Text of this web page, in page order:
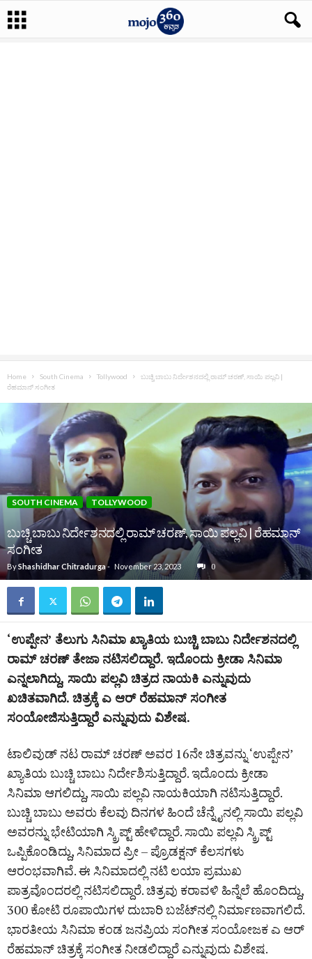
Home South Cinema Tollywood
ಬುಚ್ಚಿ ಬಾಬು ನಿರ್ದೇಶನದಲ್ಲಿ ರಾಮ್‌ ಚರಣ್‌, ಸಾಯಿ ಪಲ್ಲವಿ |
ರೆಹಮಾನ್‌ ಸಂಗೀತ
SOUTH CINEMA TOLLYWOOD
ಬುಚ್ಚಿ ಬಾಬು ನಿರ್ದೇಶನದಲ್ಲಿ ರಾಮ್‌ ಚರಣ್‌, ಸಾಯಿ ಪಲ್ಲವಿ | ರೆಹಮಾನ್‌
ಸಂಗೀತ
ByShashidhar Chitradurga- November 23, 2023 0
‘ಉಪ್ಪೇನ’ ತೆಲುಗು ಸಿನಿಮಾ ಖ್ಯಾತಿಯ ಬುಚ್ಚಿ ಬಾಬು ನಿರ್ದೇಶನದಲ್ಲಿ
ರಾಮ್‌ ಚರಣ್‌ ತೇಜಾ ನಟಿಸಲಿದ್ದಾರೆ. ಇದೊಂದು ಕ್ರೀಡಾ ಸಿನಿಮಾ
ಎನ್ನಲಾಗಿದ್ದು, ಸಾಯಿ ಪಲ್ಲವಿ ಚಿತ್ರದ ನಾಯಕಿ ಎನ್ನುವುದು
ಖಚಿತವಾಗಿದೆ. ಚಿತ್ರಕ್ಕೆ ಎ ಆರ್‌ ರೆಹಮಾನ್‌ ಸಂಗೀತ
ಸಂಯೋಜಿಸುತ್ತಿದ್ದಾರೆ ಎನ್ನುವುದು ವಿಶೇಷ.
ಟಾಲಿವುಡ್‌ ನಟ ರಾಮ್‌ ಚರಣ್‌ ಅವರ 16ನೇ ಚಿತ್ರವನ್ನು ‘ಉಪ್ಪೇನ’
ಖ್ಯಾತಿಯ ಬುಚ್ಚಿ ಬಾಬು ನಿರ್ದೇಶಿಸುತ್ತಿದ್ದಾರೆ. ಇದೊಂದು ಕ್ರೀಡಾ
ಸಿನಿಮಾ ಆಗಲಿದ್ದು, ಸಾಯಿ ಪಲ್ಲವಿ ನಾಯಕಿಯಾಗಿ ನಟಿಸುತ್ತಿದ್ದಾರೆ.
ಬುಚ್ಚಿ ಬಾಬು ಅವರು ಕೆಲವು ದಿನಗಳ ಹಿಂದೆ ಚೆನ್ನೈನಲ್ಲಿ ಸಾಯಿ ಪಲ್ಲವಿ
ಅವರನ್ನು ಭೇಟಿಯಾಗಿ ಸ್ಕ್ರಿಪ್ಟ್ ಹೇಳಿದ್ದಾರೆ. ಸಾಯಿ ಪಲ್ಲವಿ ಸ್ಕ್ರಿಪ್ಟ್‌
ಒಪ್ಪಿಕೊಂಡಿದ್ದು, ಸಿನಿಮಾದ ಪ್ರೀ – ಪ್ರೊಡಕ್ಷನ್‌ ಕೆಲಸಗಳು
ಆರಂಭವಾಗಿವೆ. ಈ ಸಿನಿಮಾದಲ್ಲಿ ನಟಿ ಲಯಾ ಪ್ರಮುಖ
ಪಾತ್ರವೊಂದರಲ್ಲಿ ನಟಿಸಲಿದ್ದಾರೆ. ಚಿತ್ರವು ಕರಾವಳಿ ಹಿನ್ನೆಲೆ ಹೊಂದಿದ್ದು,
300 ಕೋಟಿ ರೂಪಾಯಿಗಳ ದುಬಾರಿ ಬಜೆಟ್‌ನಲ್ಲಿ ನಿರ್ಮಾಣವಾಗಲಿದೆ.
ಭಾರತೀಯ ಸಿನಿಮಾ ಕಂಡ ಜನಪ್ರಿಯ ಸಂಗೀತ ಸಂಯೋಜಕ ಎ ಆರ್‌
ರೆಹಮಾನ್‌ ಚಿತ್ರಕ್ಕೆ ಸಂಗೀತ ನೀಡಲಿದ್ದಾರೆ ಎನ್ನುವುದು ವಿಶೇಷ.